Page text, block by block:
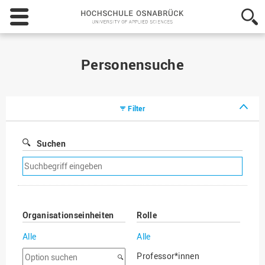
Hochschule
Osnabrück
-
Personensuche
Filter
Suchen
Suchfilter
entfernen
Organisationseinheiten
Alle
Option
Rolle
Alle
Professor*innen